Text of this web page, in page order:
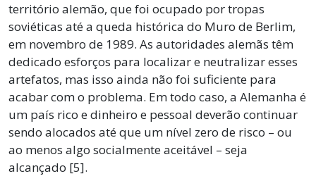
território alemão, que foi ocupado por tropas
soviéticas até a queda histórica do Muro de Berlim,
em novembro de 1989. As autoridades alemãs têm
dedicado esforços para localizar e neutralizar esses
artefatos, mas isso ainda não foi suficiente para
acabar com o problema. Em todo caso, a Alemanha é
um país rico e dinheiro e pessoal deverão continuar
sendo alocados até que um nível zero de risco – ou
ao menos algo socialmente aceitável – seja
alcançado [5].